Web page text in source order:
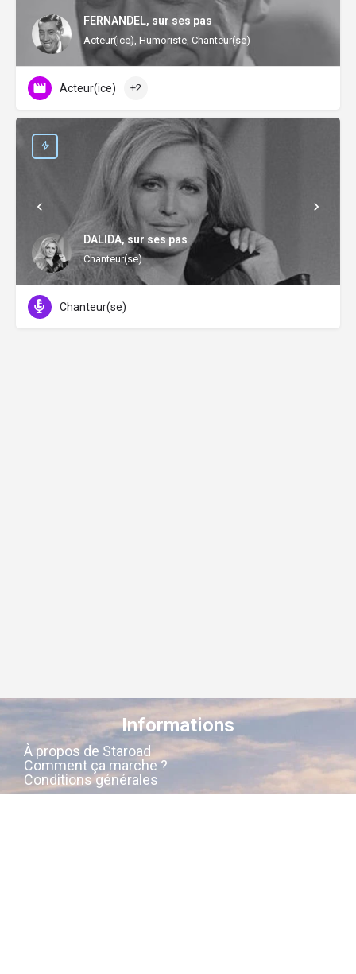
FERNANDEL, sur ses pas
Acteur(ice), Humoriste, Chanteur(se)
Acteur(ice) +2
DALIDA, sur ses pas
Chanteur(se)
Chanteur(se)
Informations
À propos de Staroad
Comment ça marche ?
Conditions générales